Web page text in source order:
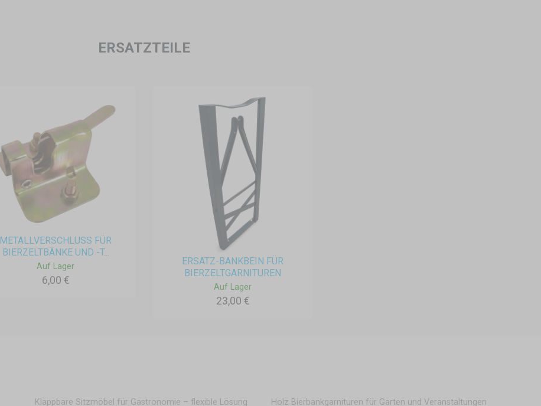
ERSATZTEILE
METALLVERSCHLUSS FÜR
BIERZELTBÄNKE UND -T...
Auf Lager
6,00 €
ERSATZ-BANKBEIN FÜR
BIERZELTGARNITUREN
Auf Lager
23,00 €
Klappbare Sitzmöbel für Gastronomie – flexible Lösung Holz Bierbankgarnituren für Garten und Veranstaltungen